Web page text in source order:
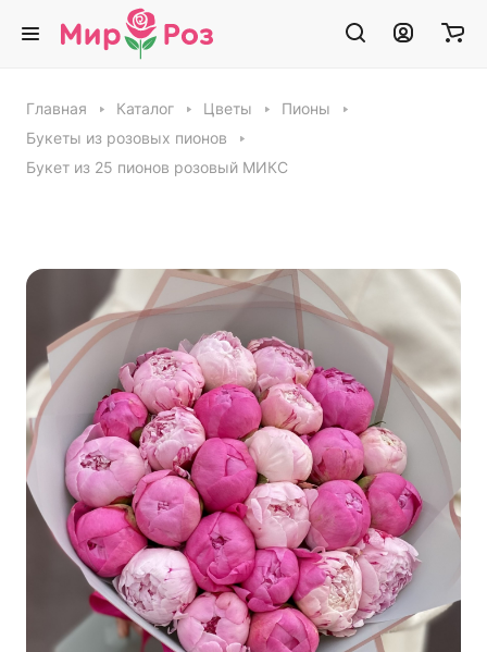
Главная Каталог Цветы
Пионы
Букеты из розовых пионов
Букет из 25 пионов розовый МИКС